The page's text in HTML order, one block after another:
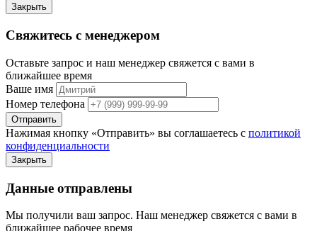
Закрыть
Свяжитесь с менеджером
Оставьте запрос и наш менеджер свяжется с вами в
ближайшее время
Ваше имя
Номер телефона
Отправить
Нажимая кнопку «Отправить» вы соглашаетесь с политикой
конфиденциальности
Закрыть
Данные отправлены
Мы получили ваш запрос. Наш менеджер свяжется с вами в
ближайшее рабочее время